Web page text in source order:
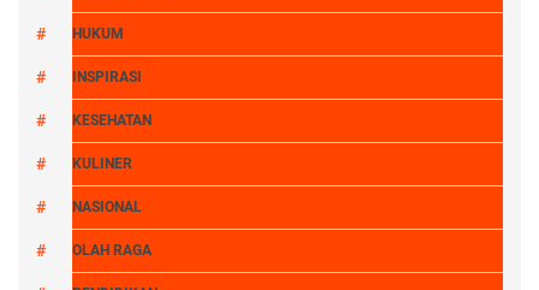
HUKUM
INSPIRASI
KESEHATAN
KULINER
NASIONAL
OLAH RAGA